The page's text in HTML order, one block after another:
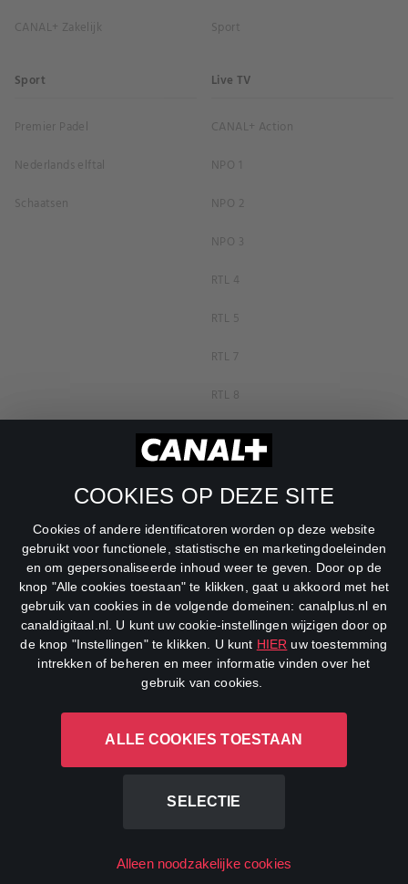
COOKIES OP DEZE SITE
Cookies of andere identificatoren worden op deze website
gebruikt voor functionele, statistische en marketingdoeleinden
en om gepersonaliseerde inhoud weer te geven. Door op de
knop "Alle cookies toestaan" te klikken, gaat u akkoord met het
gebruik van cookies in de volgende domeinen: canalplus.nl en
canaldigitaal.nl. U kunt uw cookie-instellingen wijzigen door op
de knop "Instellingen" te klikken. U kunt HIER uw toestemming
intrekken of beheren en meer informatie vinden over het
gebruik van cookies.
ALLE COOKIES TOESTAAN
SELECTIE
Alleen noodzakelijke cookies
CANAL+ Zakelijk
Sport
Sport
Premier Padel
Nederlands elftal
Schaatsen
Live TV
CANAL+ Action
NPO 1
NPO 2
NPO 3
RTL 4
RTL 5
RTL 7
RTL 8
RTL Z
SBS6
Net5
Veronica
DreamWorks Channel